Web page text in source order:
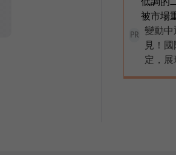
被市場
PR
變動
見！
定，